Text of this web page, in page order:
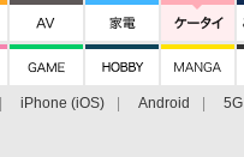
iPhone (iOS) Android 5G